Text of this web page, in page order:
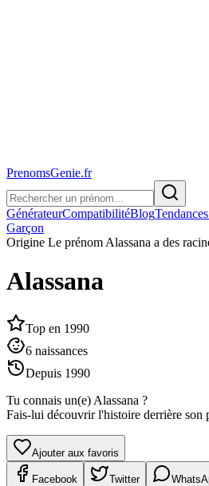
PrenomsGenie.fr
GénérateurCompatibilitéBlogTendances
Garçon
Origine Le prénom Alassana a des
Alassana
Top en 1990
6 naissances
Depuis 1990
Tu connais un(e) Alassana ?
Fais-lui découvrir l'histoire derrière son
Ajouter aux favoris
Facebook Twitter